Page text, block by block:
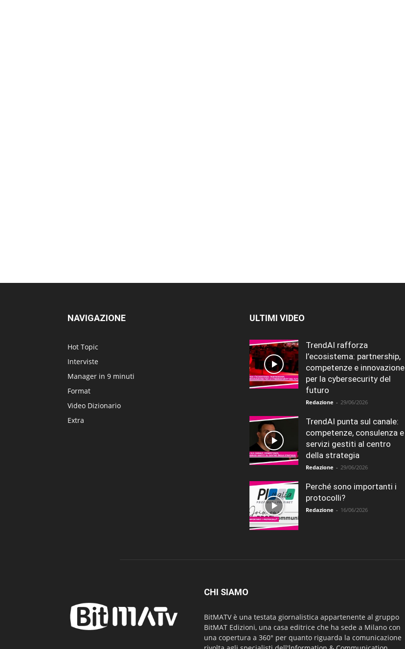
NAVIGAZIONE
Hot Topic
Interviste
Manager in 9 minuti
Format
Video Dizionario
Extra
ULTIMI VIDEO
TrendAI rafforza
l’ecosistema: partnership,
competenze e innovazione
per la cybersecurity del
futuro
Redazione - 29/06/2026
TrendAI punta sul canale:
competenze, consulenza e
servizi gestiti al centro
della strategia
Redazione - 29/06/2026
Perché sono importanti i
protocolli?
Redazione - 16/06/2026
CHI SIAMO
BitMATV è una testata giornalistica appartenente al gruppo
BitMAT Edizioni, una casa editrice che ha sede a Milano con
una copertura a 360° per quanto riguarda la comunicazione